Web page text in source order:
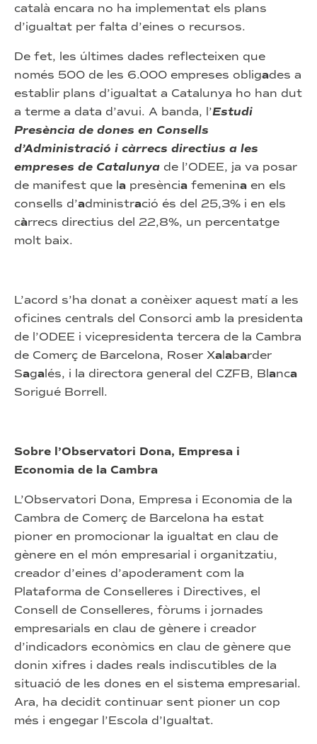
català encara no ha implementat els plans
d’igualtat per falta d’eines o recursos.
De fet, les últimes dades reflecteixen que
només 500 de les 6.000 empreses obligades a
establir plans d’igualtat a Catalunya ho han dut
a terme a data d’avui. A banda, l’Estudi
Presència de dones en Consells
d’Administració i càrrecs directius a les
empreses de Catalunya de l’ODEE, ja va posar
de manifest que la presència femenina en els
consells d’administració és del 25,3% i en els
càrrecs directius del 22,8%, un percentatge
molt baix.
L’acord s’ha donat a conèixer aquest matí a les
oficines centrals del Consorci amb la presidenta
de l’ODEE i vicepresidenta tercera de la Cambra
de Comerç de Barcelona, Roser Xalabarder
Sagalés, i la directora general del CZFB, Blanca
Sorigué Borrell.
Sobre l’Observatori Dona, Empresa i
Economia de la Cambra
L’Observatori Dona, Empresa i Economia de la
Cambra de Comerç de Barcelona ha estat
pioner en promocionar la igualtat en clau de
gènere en el món empresarial i organitzatiu,
creador d’eines d’apoderament com la
Plataforma de Conselleres i Directives, el
Consell de Conselleres, fòrums i jornades
empresarials en clau de gènere i creador
d’indicadors econòmics en clau de gènere que
donin xifres i dades reals indiscutibles de la
situació de les dones en el sistema empresarial.
Ara, ha decidit continuar sent pioner un cop
més i engegar l’Escola d’Igualtat.